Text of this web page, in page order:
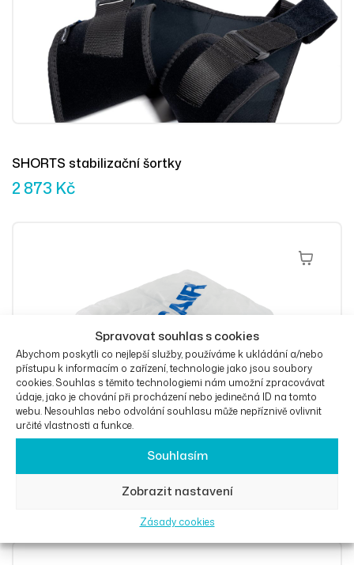
Spravovat souhlas s cookies
Abychom poskytli co nejlepší služby, používáme k ukládání a/nebo
přístupu k informacím o zařízení, technologie jako jsou soubory
cookies. Souhlas s těmito technologiemi nám umožní zpracovávat
údaje, jako je chování při procházení nebo jedinečná ID na tomto
webu. Nesouhlas nebo odvolání souhlasu může nepříznivě ovlivnit
určité vlastnosti a funkce.
Souhlasím
Zobrazit nastavení
Zásady cookies
SHORTS stabilizační šortky
2 873 Kč
Přidat Do